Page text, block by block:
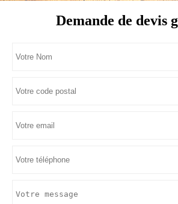
Demande de devis